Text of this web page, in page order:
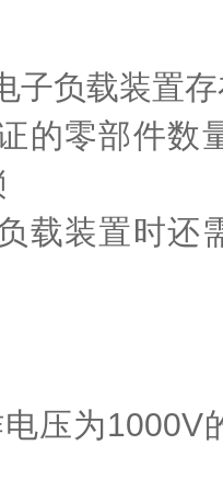
子负载装置
的零部件数
载装置时还
压为1000V